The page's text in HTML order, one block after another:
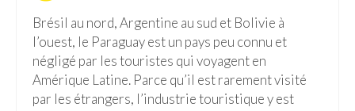
– Hué & Hoi An
– Quy Nhon
BONNES ADRESSES
Brésil au nord, Argentine au sud et Bolivie à
l’ouest, le Paraguay est un pays peu connu et
négligé par les touristes qui voyagent en
Amérique Latine. Parce qu’il est rarement visité
par les étrangers, l’industrie touristique y est